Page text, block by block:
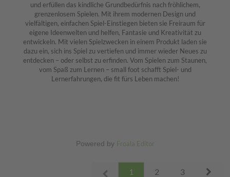
und erfüllen das kindliche Grundbedürfnis nach fröhlichem,
grenzenlosem Spielen. Mit ihrem modernen Design und
vielfältigen, einfachen Spiel-Einstiegen bieten sie Freiraum für
eigene Ideenwelten und helfen, Fantasie und Kreativität zu
entwickeln. Mit vielen Spielzwecken in einem Produkt laden sie
dazu ein, sich ins Spiel zu vertiefen und immer wieder Neues zu
entdecken – oder selbst zu erfinden. Vom Spielen zum Staunen,
vom Spaß zum Lernen – small foot schafft Spiel- und
Lernerfahrungen, die fit fürs Leben machen!
Powered by Froala Editor
1 2 3